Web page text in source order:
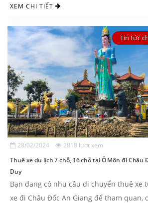
khu vực Cần Thơ và các tỉnh miền tây. ...
XEM CHI TIẾT
Tin tức
28/02/2024 2818 lượt xem
Thuê xe du lịch 7 chỗ, 16 chỗ tại Ô Môn đi Châu
Duy
Bạn đang có nhu cầu di chuyển thuê xe
xe đi Châu Đốc An Giang để tham quan,